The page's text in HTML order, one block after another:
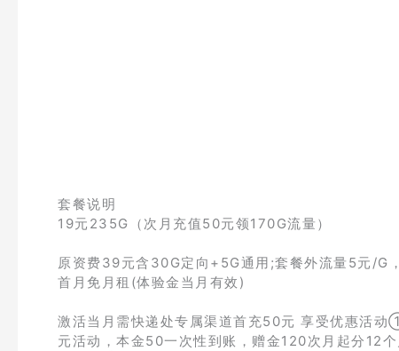
套餐说明
19元235G（次月充值50元领170G流量）
原资费39元含30G定向+5G通用;套餐外流量5元/G
首月免月租(体验金当月有效)
激活当月需快递处专属渠道首充50元 享受优惠活
元活动，本金50一次性到账，赠金120次月起分12